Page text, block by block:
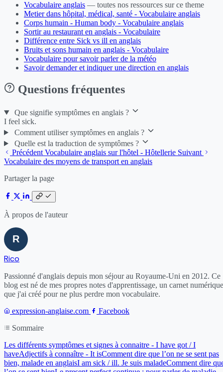
Vocabulaire anglais — toutes nos ressources sur ce theme
Metier dans hôpital, médical, santé - Vocabulaire anglais
Corps humain - Human body - Vocabulaire anglais
Sortir au restaurant en anglais - Vocabulaire
Différence entre Sick vs ill en anglais
Bruits et sons humain en anglais - Vocabulaire
Vocabulaire pour savoir parler de la météo
Savoir demander et indiquer une direction en anglais
Questions fréquentes
Que signifie symptômes en anglais ?
I feel sick.
Comment utiliser symptômes en anglais ?
Quelle est la traduction de symptômes ?
Précédent Vocabulaire anglais sur l'hôtel - Hôtellerie Suivant
Vocabulaire des moyens de transport en anglais
Partager la page
À propos de l'auteur
Rico
Passionné d'anglais depuis mon séjour au Royaume-Uni en 2012. Ce
blog est né de mes propres notes d'apprentissage, un carnet numérique
que j'ai créé pour ne plus perdre mon vocabulaire.
expression-anglaise.com
Facebook
Sommaire
Les différents symptômes et signes à connaitre - I have got / I
haveAdjectifs à connaître - It isComment dire que l’on ne se sent pas
bien, malade en anglaisI am sick / ill. Je suis maladeComment dire